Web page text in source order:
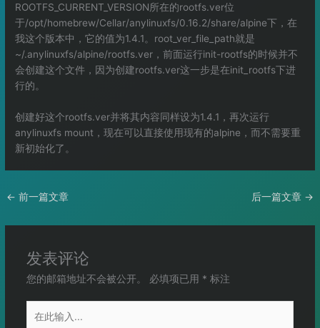
ROOTFS_CURRENT_VERSION所在的rootfs.ver位
于/opt/homebrew/Cellar/anylinuxfs/0.16.2/share/alpine下，在
我这个版本中，它的值为1.4.1。root_ver_file_path就是
~/.anylinuxfs/alpine/rootfs.ver，前面运行init-rootfs的时候并不
会创建这个文件，因为创建rootfs.ver这一步是在init_rootfs下进
行的。
创建好这个rootfs.ver并将其内容同样设为1.4.1，再次运行
anylinuxfs mount，现在可以直接使用现有的alpine，而不需要重
新初始化了。
← 前一篇文章 后一篇文章 →
发表评论
您的邮箱地址不会被公开。 必填项已用 * 标注